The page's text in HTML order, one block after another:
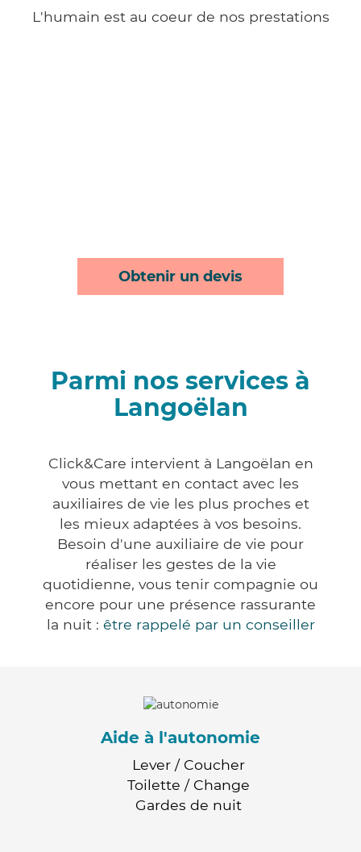
L'humain est au coeur de nos prestations
Obtenir un devis
Parmi nos services à
Langoëlan
Click&Care intervient à Langoëlan en
vous mettant en contact avec les
auxiliaires de vie les plus proches et
les mieux adaptées à vos besoins.
Besoin d'une auxiliaire de vie pour
réaliser les gestes de la vie
quotidienne, vous tenir compagnie ou
encore pour une présence rassurante
la nuit : être rappelé par un conseiller
Aide à l'autonomie
Lever / Coucher
Toilette / Change
Gardes de nuit